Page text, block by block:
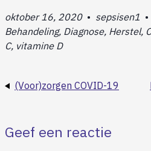
oktober 16, 2020 • sepsisen1 •
Behandeling, Diagnose, Herstel,
C, vitamine D
(Voor)zorgen COVID-19
Geef een reactie